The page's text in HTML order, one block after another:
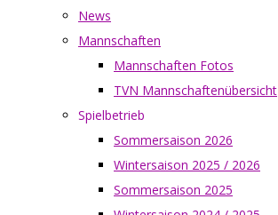
News
Mannschaften
Mannschaften Fotos
TVN Mannschaftenübersicht
Spielbetrieb
Sommersaison 2026
Wintersaison 2025 / 2026
Sommersaison 2025